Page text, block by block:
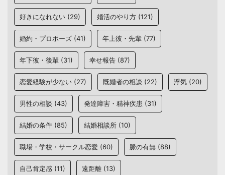
好きになれない (29) 婚活のやり方 (121)
婚約・プロポーズ (41) 年上彼・先輩 (77)
年下彼・後輩 (31) 幸せ報告 (87)
恋愛経験が少ない (27) 既婚者の相談 (22) 浮気 (20)
男性の相談 (43) 発達障害・精神疾患 (31)
結婚の条件 (85) 結婚相談所 (10)
職場・学校・サークル恋愛 (60) 脈の有無 (88)
自己肯定感 (11) 遠距離 (13)